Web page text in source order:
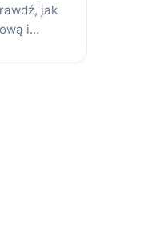
jak
i